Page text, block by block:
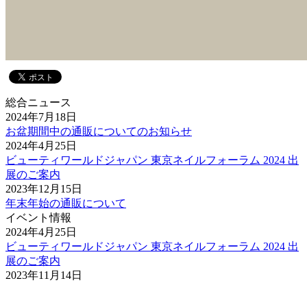
総合ニュース
2024年7月18日
お盆期間中の通販についてのお知らせ
2024年4月25日
ビューティワールドジャパン 東京ネイルフォーラム 2024 出
展のご案内
2023年12月15日
年末年始の通販について
イベント情報
2024年4月25日
ビューティワールドジャパン 東京ネイルフォーラム 2024 出
展のご案内
2023年11月14日